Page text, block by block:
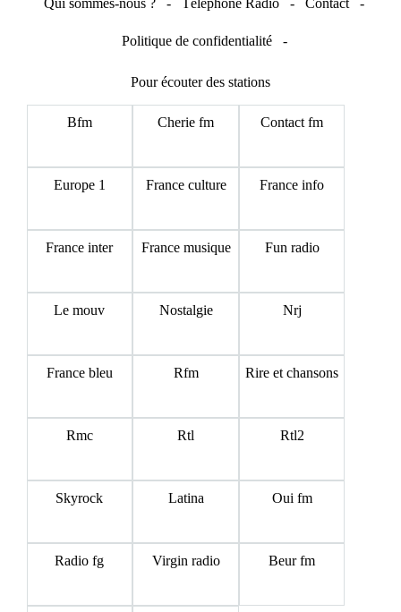
Qui sommes-nous ? - Téléphone Radio - Contact -
Politique de confidentialité -
Pour écouter des stations
Bfm Cherie fm Contact fm
Europe 1 France culture France info
France inter France musique Fun radio
Le mouv Nostalgie Nrj
France bleu Rfm Rire et chansons
Rmc Rtl Rtl2
Skyrock Latina Oui fm
Radio fg Virgin radio Beur fm